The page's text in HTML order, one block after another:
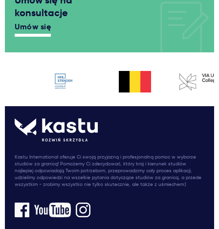
konsultacje
Umów się
Kastu International oferuje Ci swoją przyjazną i profesjonalną pomoc w wyborze
studiów za granicą! Pomożemy Ci zdecydować, który kraj i kierunek studiów
najlepiej odpowiadają Twoim potrzebom, przeprowadzimy cały proces aplikacji,
udzielimy odpowiedzi na wszelkie pytania dotyczące studiów za granicą, a przede
wszystkim - zrobimy wszystko nie tylko skutecznie, ale także z uśmiechem:)